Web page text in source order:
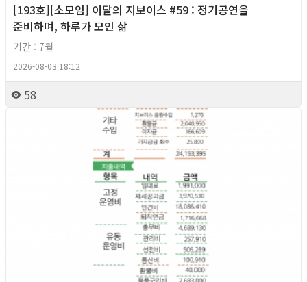
[193호][소모임] 이달의 지보이스 #59 : 정기공연을
준비하며, 하루가 모인 삶
기간 : 7월
2026-08-03 18:12
58